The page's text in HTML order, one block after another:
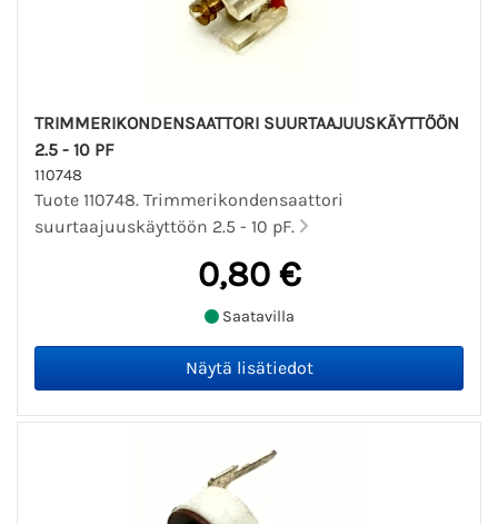
TRIMMERIKONDENSAATTORI SUURTAAJUUSKÄYTTÖÖN
2.5 - 10 PF
110748
Tuote 110748. Trimmerikondensaattori
suurtaajuuskäyttöön 2.5 - 10 pF.
0,80 €
Saatavilla